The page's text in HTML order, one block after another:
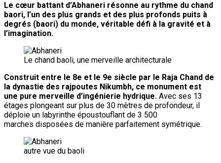
Le cœur battant d’Abhaneri résonne au rythme du chand
baori, l’un des plus grands et des plus profonds puits à
degrés (baori) du monde, véritable défi à la gravité et à
l’imagination.
Le chand baoli, une merveille architecturale
Construit entre le 8e et le 9e siècle par le Raja Chand de
la dynastie des rajpoutes Nikumbh, ce monument est
une pure merveille d’ingénierie hydrique. Avec ses 13
étages plongeant sur plus de 30 mètres de profondeur, il
déploie un labyrinthe époustouflant de 3 500
marches disposées de manière parfaitement symétrique.
autre vue du baoli